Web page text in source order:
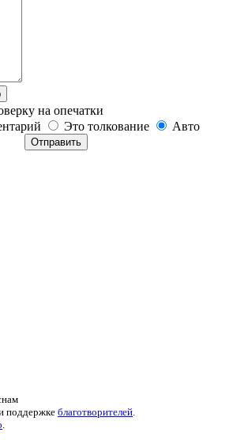
на опечатки
Это толкование Авто
Отправить
поддержке благотворителей